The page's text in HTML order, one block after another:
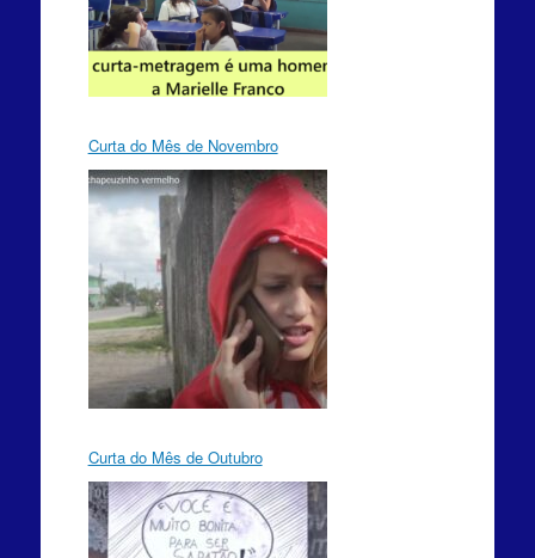
Curta do Mês de Novembro
Curta do Mês de Outubro